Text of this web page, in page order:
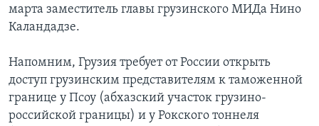
марта заместитель главы грузинского МИДа Нино
Каландадзе.
Напомним, Грузия требует от России открыть
доступ грузинским представителям к таможенной
границе у Псоу (абхазский участок грузино-
российской границы) и у Рокского тоннеля